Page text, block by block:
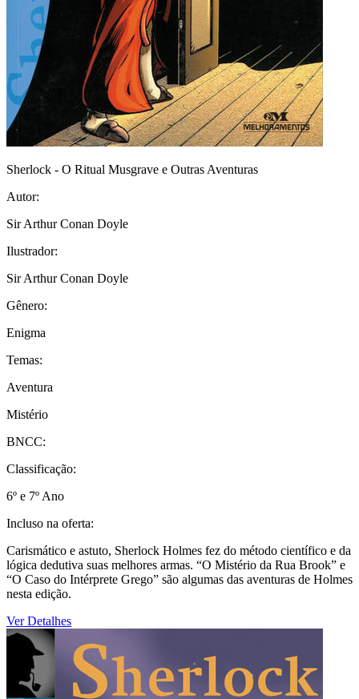
Sherlock - O Ritual Musgrave e Outras Aventuras
Autor:
Sir Arthur Conan Doyle
Ilustrador:
Sir Arthur Conan Doyle
Gênero:
Enigma
Temas:
Aventura
Mistério
BNCC:
Classificação:
6º e 7º Ano
Incluso na oferta:
Carismático e astuto, Sherlock Holmes fez do método científico e da
lógica dedutiva suas melhores armas. “O Mistério da Rua Brook” e
“O Caso do Intérprete Grego” são algumas das aventuras de Holmes
nesta edição.
Ver Detalhes